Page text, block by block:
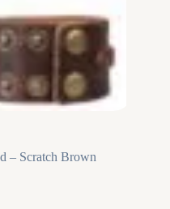
– Scratch Brown